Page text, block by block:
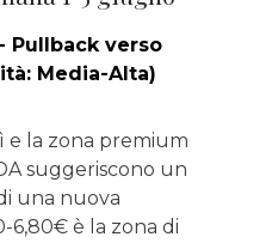
Pullback verso
Media-Alta)
e la zona premium
suggeriscono un
una nuova
6,80€ è la zona di